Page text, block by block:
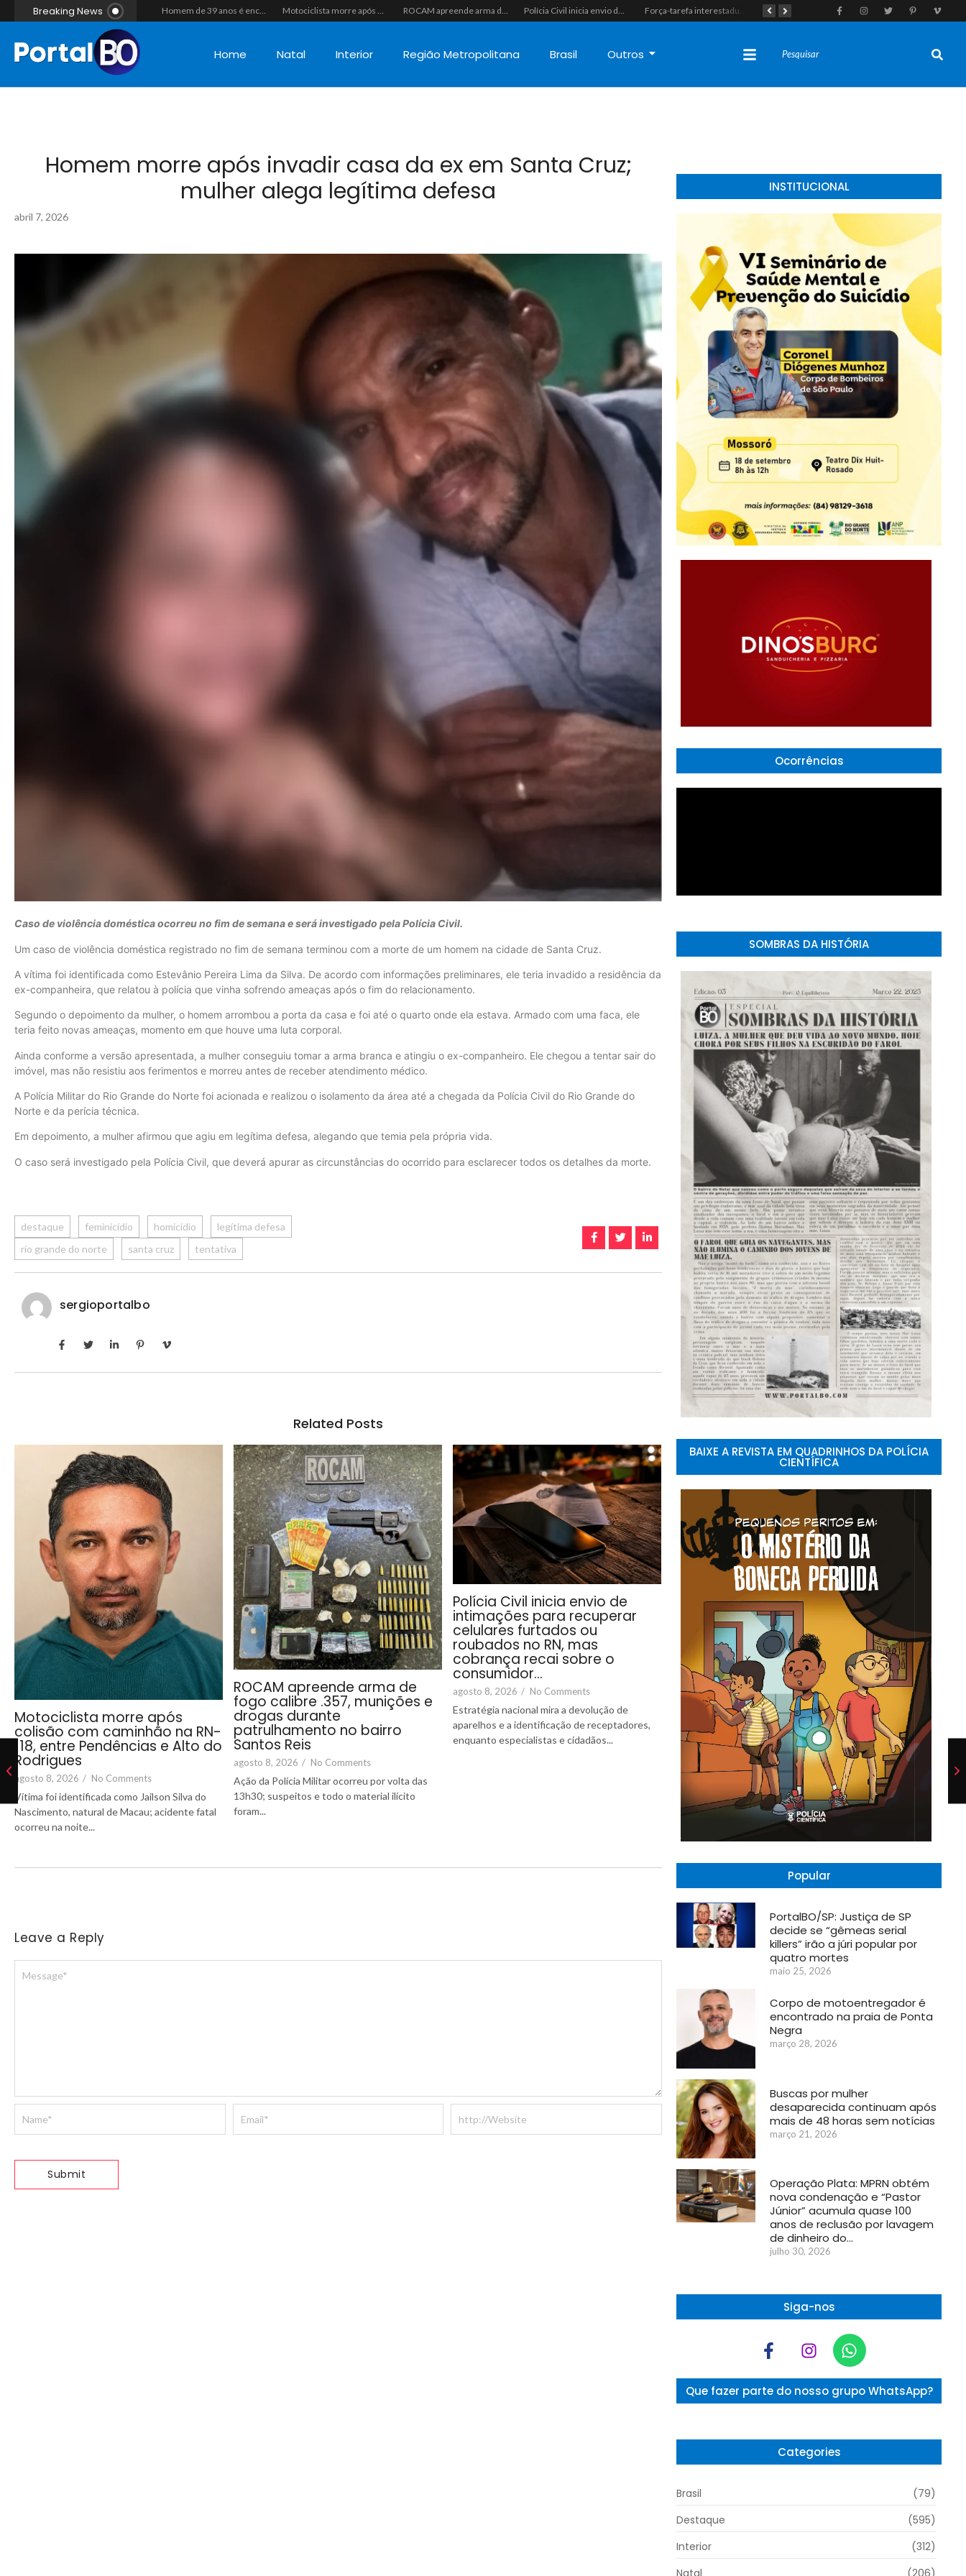
Breaking News Homem de 39 anos é encontrado morto a tiros ao lado de motocicleta às margens da BR-226 em Janduís Motociclista morre após colisão com caminhão na RN-118, entre Pendências e Alto do Rodrigues ROCAM apreende arma de fogo calibre .357, munições e drogas durante patrulhamento no bairro Santos Reis Polícia Civil inicia envio de intimações para recuperar celulares furtados ou roubados no RN, mas cobrança recai sobre o consumidor na ponta mais fraca Força-tarefa interestadual mira rede de agiotagem e contrabando com mandados no Seridó e na Paraíba Polícia Militar apreende indivíduo com porção de maconha durante patrulhamento em Parelhas
Home Natal Interior Região Metropolitana Brasil Outros
Homem morre após invadir casa da ex em Santa Cruz;
mulher alega legítima defesa
abril 7, 2026
Caso de violência doméstica ocorreu no fim de semana e será investigado pela Polícia Civil.
Um caso de violência doméstica registrado no fim de semana terminou com a morte de um homem na cidade de Santa Cruz.
A vítima foi identificada como Estevânio Pereira Lima da Silva. De acordo com informações preliminares, ele teria invadido a residência da
ex-companheira, que relatou à polícia que vinha sofrendo ameaças após o fim do relacionamento.
Segundo o depoimento da mulher, o homem arrombou a porta da casa e foi até o quarto onde ela estava. Armado com uma faca, ele
teria feito novas ameaças, momento em que houve uma luta corporal.
Ainda conforme a versão apresentada, a mulher conseguiu tomar a arma branca e atingiu o ex-companheiro. Ele chegou a tentar sair do
imóvel, mas não resistiu aos ferimentos e morreu antes de receber atendimento médico.
A Polícia Militar do Rio Grande do Norte foi acionada e realizou o isolamento da área até a chegada da Polícia Civil do Rio Grande do
Norte e da perícia técnica.
Em depoimento, a mulher afirmou que agiu em legítima defesa, alegando que temia pela própria vida.
O caso será investigado pela Polícia Civil, que deverá apurar as circunstâncias do ocorrido para esclarecer todos os detalhes da morte.
destaque feminicídio homicídio
legítima defesa
rio grande do norte
santa cruz tentativa
sergioportalbo
Related Posts
Motociclista morre após
colisão com caminhão na RN-
118, entre Pendências e Alto do
Rodrigues
agosto 8, 2026 / No Comments
Vítima foi identificada como Jailson Silva do
Nascimento, natural de Macau; acidente fatal
ocorreu na noite...
ROCAM apreende arma de
fogo calibre .357, munições e
drogas durante
patrulhamento no bairro
Santos Reis
agosto 8, 2026 / No Comments
Ação da Polícia Militar ocorreu por volta das
13h30; suspeitos e todo o material ilícito
foram...
Polícia Civil inicia envio de
intimações para recuperar
celulares furtados ou
roubados no RN, mas
cobrança recai sobre o
consumidor…
agosto 8, 2026 / No Comments
Estratégia nacional mira a devolução de
aparelhos e a identificação de receptadores,
enquanto especialistas e cidadãos...
Leave a Reply
INSTITUCIONAL
Ocorrências
SOMBRAS DA HISTÓRIA
BAIXE A REVISTA EM QUADRINHOS DA POLÍCIA
CIENTÍFICA
Popular
PortalBO/SP: Justiça de SP
decide se “gêmeas serial
killers” irão a júri popular por
quatro mortes
maio 25, 2026
Corpo de motoentregador é
encontrado na praia de Ponta
Negra
março 28, 2026
Buscas por mulher
desaparecida continuam após
mais de 48 horas sem notícias
março 21, 2026
Operação Plata: MPRN obtém
nova condenação e “Pastor
Júnior” acumula quase 100
anos de reclusão por lavagem
de dinheiro do…
julho 30, 2026
Siga-nos
Que fazer parte do nosso grupo WhatsApp?
Categories
Brasil
(79)
Destaque
(595)
Interior
(312)